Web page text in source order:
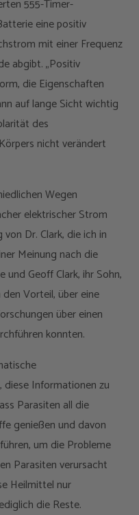
555-Timer-
eine positiv
mit einer Frequenz
abgibt. „Positiv
die Eigenschaften
auf lange Sicht wichtig
des
nicht verändert
Wegen
elektrischer Strom
Dr. Clark, die ich in
Meinung nach die
Geoff Clark, ihr Sohn,
Vorteil, über eine
über einen
konnten.
diese Informationen zu
Parasiten all die
genießen und davon
um die Probleme
Parasiten verursacht
Heilmittel nur
die Reste.